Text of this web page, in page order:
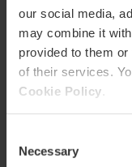
our social media,
may combine it
provided to them
of their services.
Cookie Policy
Selection
Necessary